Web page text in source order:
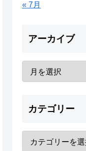
« 7月
アーカイブ
カテゴリー